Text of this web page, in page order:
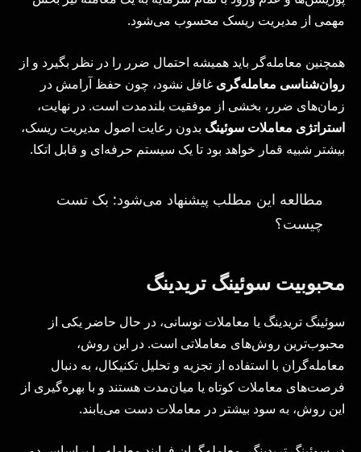
مهمی از مدیریت ریسک محسوب می‌شود.
همچنین معامله‌گر باید همیشه احتمال ضرر را در نظر بگیرد و از
روان‌شناسی معامله‌گری غافل نشود، چون حفظ آرامش در
زمان‌های ضرر، بخشی از موفقیت بلندمدت است. در نهایت،
استراتژی معاملات سوئینگ بدون رعایت اصول مدیریت ریسک،
بیشتر شبیه قمار خواهد بود تا یک سیستم حرفه‌ای و قابل اتکا.
مطالعه این مطلب پیشنهاد می‌شود: بک تست
چیست؟
محبوبیت سوئینگ تریدینگ
سوئینگ تریدینگ یا معاملات نوسانی، در حال حاضر یکی از
محبوب‌ترین روش‌های معاملاتی است. در این روش،
معامله‌گران با استفاده از تجزیه و تحلیل تکنیکال، به دنبال
فرصت‌های معاملات کوتاه یا میان‌مدت هستند و با بهره‌گیری از
این روش، به سود بیشتر در معاملات دست می‌یابند.